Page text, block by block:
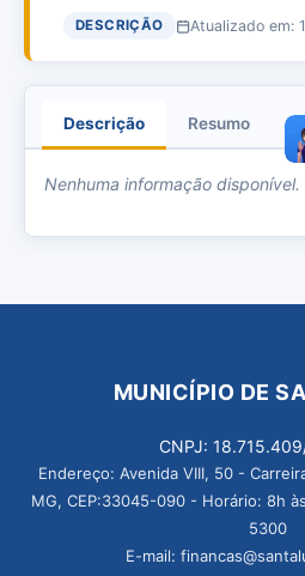
DESCRIÇÃO Atualizado em:
Descrição Resumo
Nenhuma informação disponível.
MUNICÍPIO DE
CNPJ:
Endereço: Avenida VIII, 50 -
MG, CEP:33045-090 - Horário: 8h
5300
E-mail: